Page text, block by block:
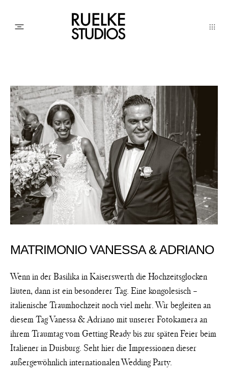
AWARDs
WEDDINGs
MOVIEs
3D SCAN
MATRIMONIO VANESSA & ADRIANO
Wenn in der Basilika in Kaiserswerth die Hochzeitsglocken
läuten, dann ist ein besonderer Tag. Eine kongolesisch –
italienische Traumhochzeit noch viel mehr. Wir begleiten an
diesem Tag Vanessa & Adriano mit unserer Fotokamera an
ihrem Traumtag vom Getting Ready bis zur späten Feier beim
Italiener in Duisburg. Seht hier die Impressionen dieser
außergewöhnlich internationalen Wedding Party.